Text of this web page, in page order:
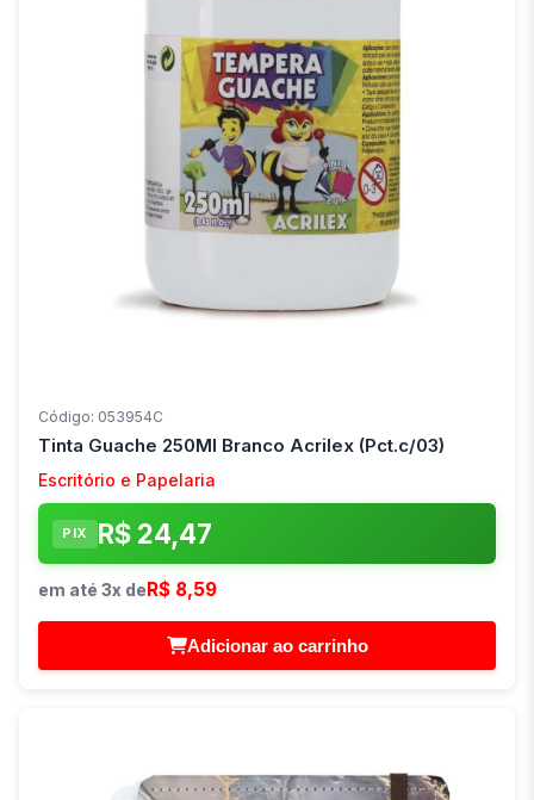
Código: 053954C
Tinta Guache 250Ml Branco Acrilex (Pct.c/03)
Escritório e Papelaria
PIX R$ 24,47
em até 3x de R$ 8,59
Adicionar ao carrinho